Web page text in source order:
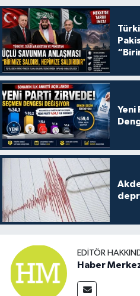
Yeni
EDITÖR
Haber